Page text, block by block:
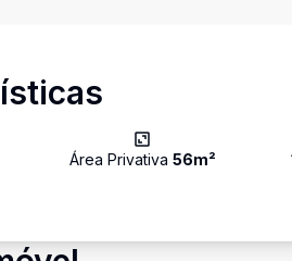
Área Privativa 56m²